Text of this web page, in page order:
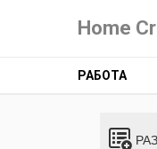
Home
РАБОТА